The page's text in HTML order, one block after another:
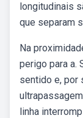
longitudinais
que separam
Na
perigo para a.
sentido e, por
linha